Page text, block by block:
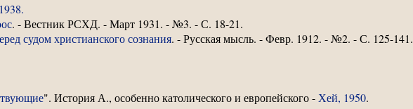
. - Вестник РСХД. - Март 1931. - №3. - С. 18-21.
судом христианского сознания. - Русская мысль. - Февр. 1912. - №2. - С. 125-141.
". История А., особенно католического и европейского - Хей, 1950.